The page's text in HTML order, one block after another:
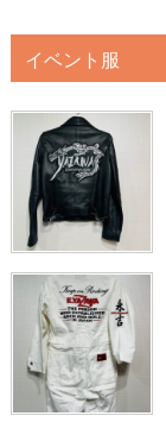
イベント服